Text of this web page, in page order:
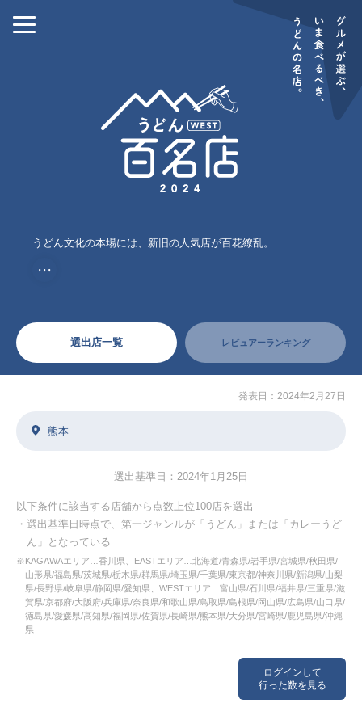
うどん文化の本場には、新旧の人気店が百花繚乱。
・・・
選出店一覧 レビュアーランキング
ログインして
行った数を見る
発表日：2024年2月27日
熊本
選出基準日：2024年1月25日
以下条件に該当する店舗から点数上位100店を選出
・選出基準日時点で、第一ジャンルが「うどん」または「カレーうど
ん」となっている
※KAGAWAエリア…香川県、EASTエリア…北海道/青森県/岩手県/宮城県/秋田県/
山形県/福島県/茨城県/栃木県/群馬県/埼玉県/千葉県/東京都/神奈川県/新潟県/山梨
県/長野県/岐阜県/静岡県/愛知県、WESTエリア…富山県/石川県/福井県/三重県/滋
賀県/京都府/大阪府/兵庫県/奈良県/和歌山県/鳥取県/島根県/岡山県/広島県/山口県/
徳島県/愛媛県/高知県/福岡県/佐賀県/長崎県/熊本県/大分県/宮崎県/鹿児島県/沖縄
県